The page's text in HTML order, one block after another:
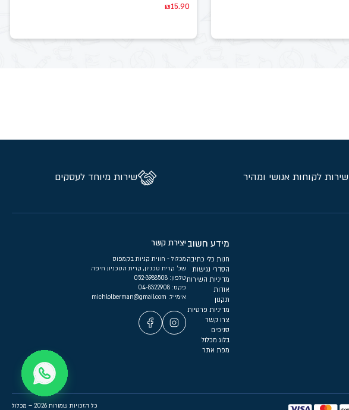
₪15.90
שירות לקוחות אנושי ומהיר שירות מיוחד לעסקים
מידע חשוב
חנות כלי כתיבה
הסדרי נגישות
מדיניות השירות
אודות
תקנון
מדיניות פרטיות
צרו קשר
סניפים
בלוג מכלול
מפת אתר
יצירת קשר
מכלול - חווית קניות בקמפוס
שכ’ קרית טכניון, קרית הטכניון חיפה
טלפון:
פקס: 04-8322908
אימייל:
כל הזכויות שמורות 2026 – מכלול